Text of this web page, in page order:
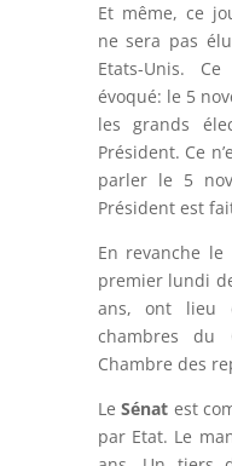
Et même, ce
ne sera pas
Etats-Unis.
évoqué: le 5
les grands
Président. Ce
parler le 5
Président est
En revanche
premier lundi
ans, ont lieu
chambres du
Chambre des
LeSénat est
par Etat. Le